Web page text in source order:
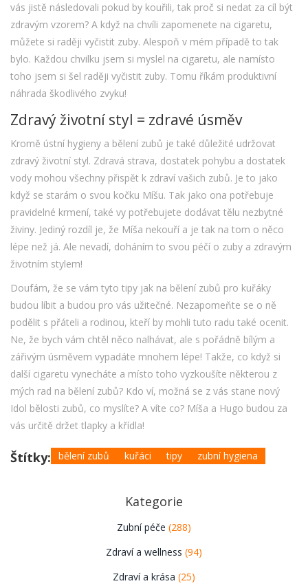
vás jistě následovali pokud by kouřili, tak proč si nedat za cíl být
zdravým vzorem? A když na chvíli zapomenete na cigaretu,
můžete si raději vyčistit zuby. Alespoň v mém případě to tak
bylo. Každou chvilku jsem si myslel na cigaretu, ale namísto
toho jsem si šel raději vyčistit zuby. Tomu říkám produktivní
náhrada škodlivého zvyku!
Zdravý životní styl = zdravé úsměv
Kromě ústní hygieny a bělení zubů je také důležité udržovat
zdravý životní styl. Zdravá strava, dostatek pohybu a dostatek
vody mohou všechny přispět k zdraví vašich zubů. Je to jako
když se starám o svou kočku Míšu. Tak jako ona potřebuje
pravidelné krmení, také vy potřebujete dodávat tělu nezbytné
živiny. Jediný rozdíl je, že Míša nekouří a je tak na tom o něco
lépe než já. Ale nevadí, doháním to svou péčí o zuby a zdravým
životním stylem!
Doufám, že se vám tyto tipy jak na bělení zubů pro kuřáky
budou líbit a budou pro vás užitečné. Nezapomeňte se o ně
podělit s přáteli a rodinou, kteří by mohli tuto radu také ocenit.
Ne, že bych vám chtěl něco nalhávat, ale s pořádně bílým a
zářivým úsměvem vypadáte mnohem lépe! Takže, co když si
další cigaretu vynecháte a místo toho vyzkoušíte některou z
mých rad na bělení zubů? Kdo ví, možná se z vás stane nový
Idol bělosti zubů, co myslíte? A víte co? Míša a Hugo budou za
vás určitě držet tlapky a křídla!
Štítky: bělení zubů kuřáci tipy zubní hygiena
Kategorie
Zubní péče (288)
Zdraví a wellness (94)
Zdraví a krása (25)